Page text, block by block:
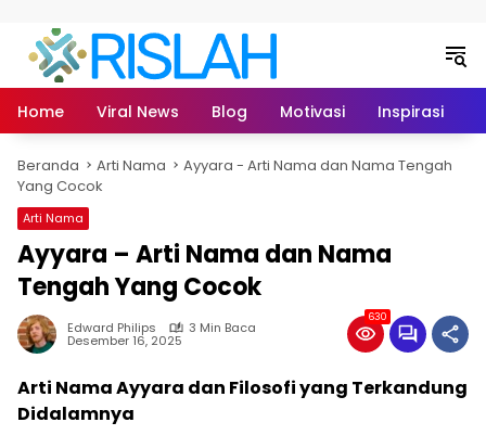
Home Viral News Blog Motivasi Inspirasi
Beranda Arti Nama
Ayyara - Arti Nama dan Nama Tengah
Yang Cocok
Arti Nama
Ayyara – Arti Nama dan Nama
Tengah Yang Cocok
Edward Philips 3 Min Baca
Desember 16, 2025
630
Arti Nama Ayyara dan Filosofi yang Terkandung
Didalamnya